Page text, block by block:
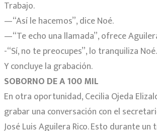
Trabajo.
—“Así le hacemos”, dice Noé.
—“Te echo una llamada”, ofrece
-“Sí, no te preocupes”, lo tranquiliza Noé.
Y concluye la grabación.
SOBORNO DE A 100 MIL
En otra oportunidad, Cecilia Ojeda
grabar una conversación con el
José Luis Aguilera Rico. Esto durante un